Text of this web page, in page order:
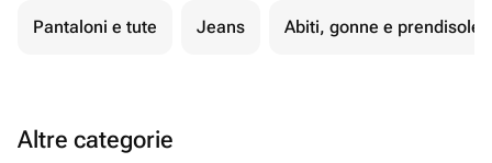
Pantaloni e tute Jeans Abiti, gonne e prendisole
Altre categorie